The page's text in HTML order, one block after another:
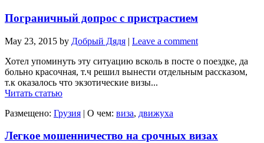
Пограничный допрос с пристрастием
May 23, 2015 by Добрый Дядя | Leave a comment
Хотел упоминуть эту ситуацию всколь в посте о поездке, да
больно красочная, т.ч решил вынести отдельным рассказом,
т.к оказалось что экзотические визы...
Читать статью
Размещено: Грузия | О чем: виза, движуха
Легкое мошенничество на срочных визах